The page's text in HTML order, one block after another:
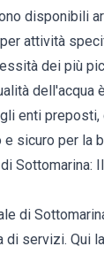
disponibili
attività
dei più
dell'acqua
enti preposti,
sicuro per la
Sottomarina:
di
di servizi. Qui